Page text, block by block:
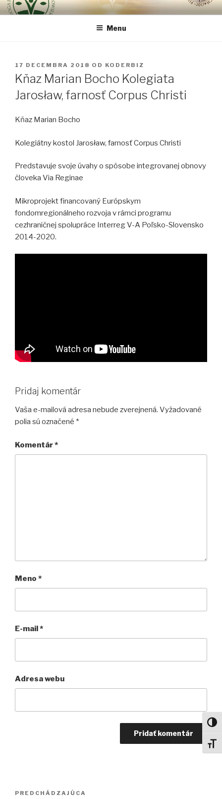
Prejsť
na
CESTA INTEGRÁLNEJ OBNOVY
ČLOVEKA VIA REGINAE
Pretože najdôležitejšie je človek …
Menu
PUBLIKOVANÉ
17 DECEMBRA 2018 OD KODERBIZ
Kňaz Marian Bocho Kolegiata
Jarosław, farnosť Corpus Christi
Kňaz Marian Bocho
Kolegiátny kostol Jarosław, farnosť Corpus Christi
Predstavuje svoje úvahy o spôsobe integrovanej obnovy
človeka Via Reginae
Mikroprojekt financovaný Európskym
fondomregionálneho rozvoja v rámci programu
cezhraničnej spolupráce Interreg V-A Poľsko-Slovensko
2014-2020.
Pridaj komentár
Vaša e-mailová adresa nebude zverejnená. Vyžadované
polia sú označené *
Komentár*
Meno *
E-mail*
Adresa webu
Navigácia
Predchádzajúci
PREDCHÁDZAJÚCA